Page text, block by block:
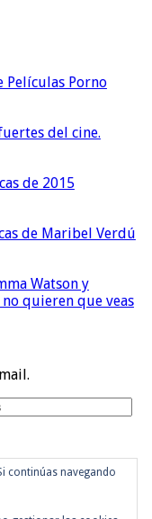
Películas Porno
del cine.
de 2015
de Maribel Verdú
Watson y
quieren que veas
continúas navegando